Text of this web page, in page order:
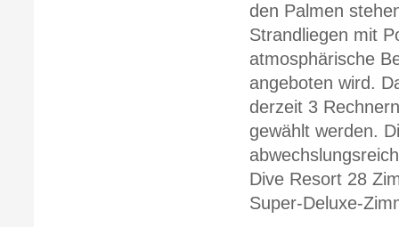
den Palmen
Strandliegen mit
atmosphärische
angeboten wird.
derzeit 3
gewählt werden.
Dive Resort 28
Super-Deluxe-